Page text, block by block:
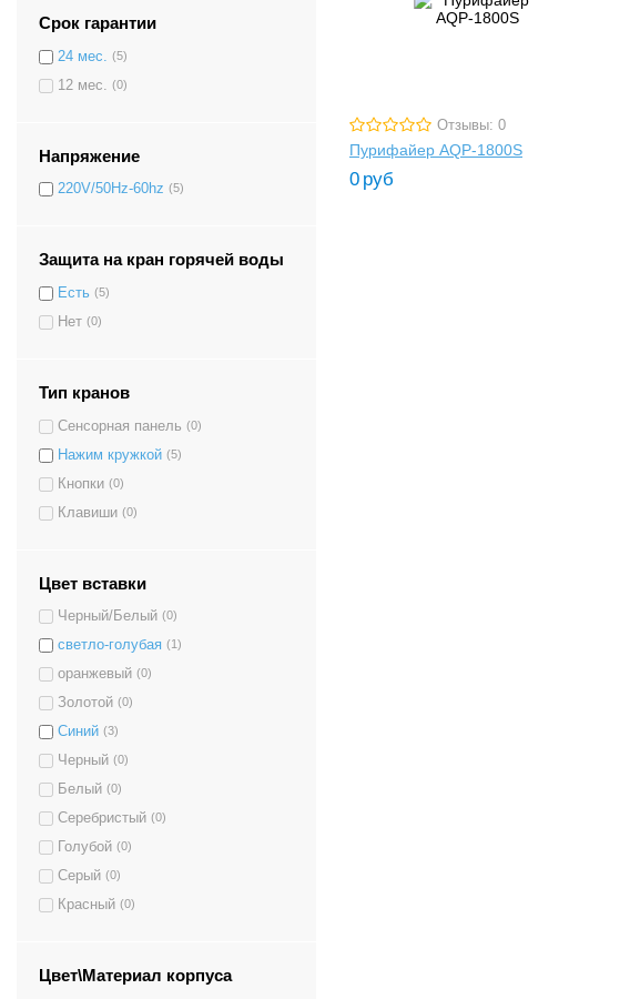
Срок гарантии
24 мес. (5)
12 мес. (0)
Напряжение
220V/50Hz-60hz (5)
Защита на кран горячей воды
Есть (5)
Нет (0)
Тип кранов
Сенсорная панель (0)
Нажим кружкой (5)
Кнопки (0)
Клавиши (0)
Цвет вставки
Черный/Белый (0)
светло-голубая (1)
оранжевый (0)
Золотой (0)
Синий (3)
Черный (0)
Белый (0)
Серебристый (0)
Голубой (0)
Серый (0)
Красный (0)
Цвет\Материал корпуса
Отзывы: 0
Пурифайер AQP-1800S
0 руб